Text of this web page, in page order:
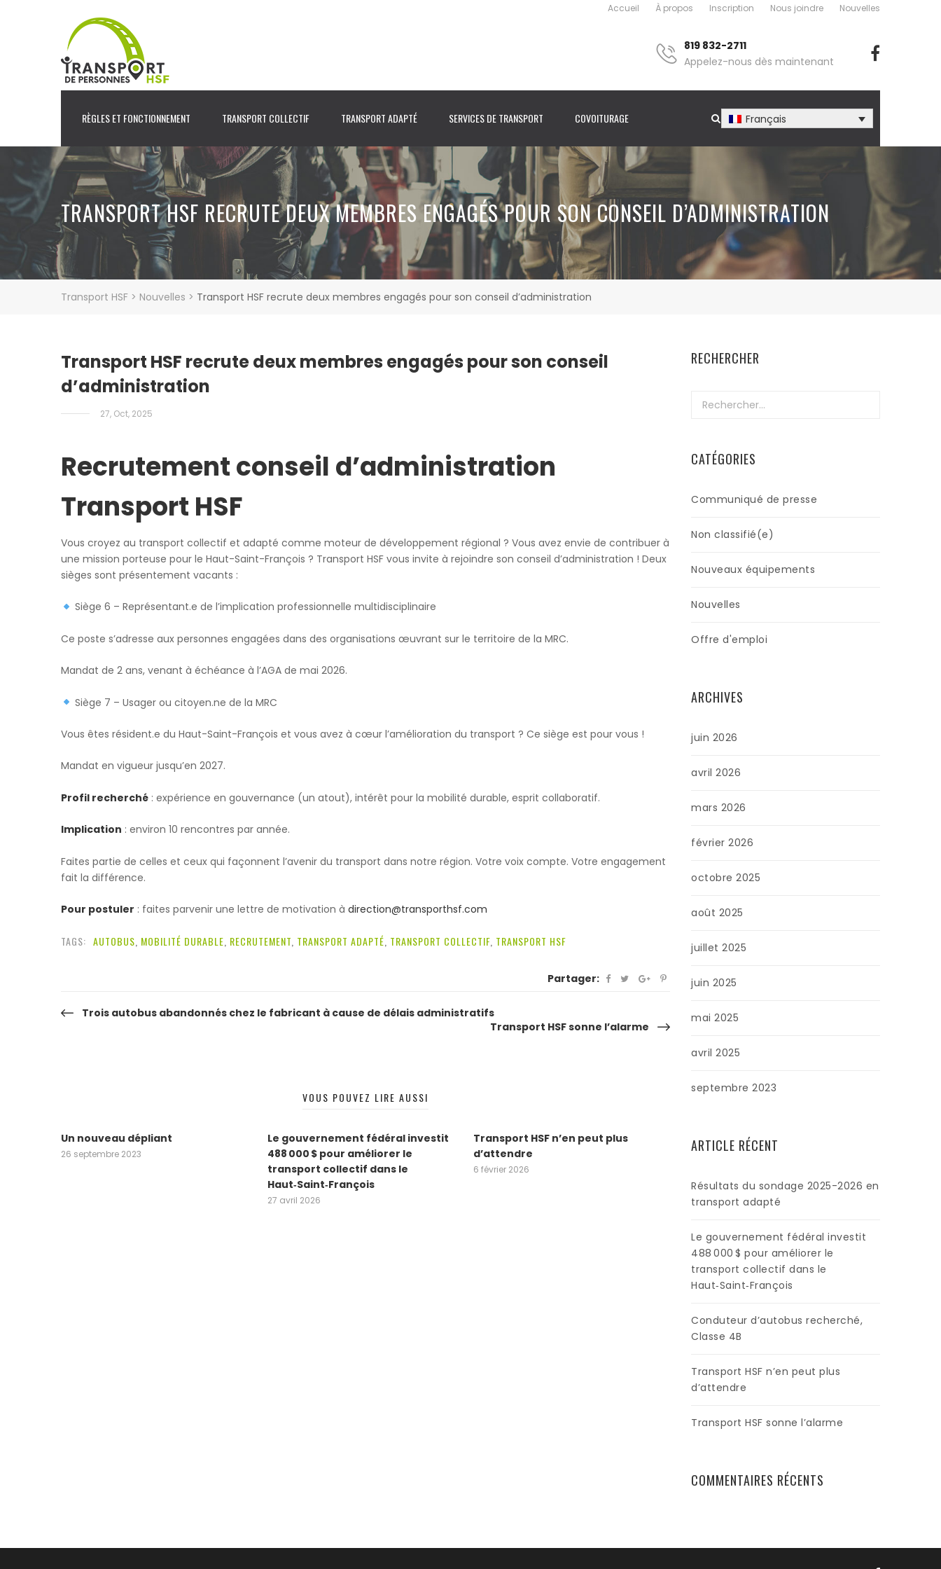
Accueil À propos Inscription Nous joindre Nouvelles
819 832-2711
Appelez-nous dès maintenant
RÈGLES ET FONCTIONNEMENT TRANSPORT COLLECTIF TRANSPORT ADAPTÉ SERVICES DE TRANSPORT COVOITURAGE Français
TRANSPORT HSF RECRUTE DEUX MEMBRES ENGAGÉS POUR SON CONSEIL D’ADMINISTRATION
Transport HSF > Nouvelles > Transport HSF recrute deux membres engagés pour son conseil d’administration
Transport HSF recrute deux membres engagés pour son conseil
d’administration
27, Oct, 2025
Recrutement conseil d’administration
Transport HSF
Vous croyez au transport collectif et adapté comme moteur de développement régional ? Vous avez envie de contribuer à
une mission porteuse pour le Haut-Saint-François ? Transport HSF vous invite à rejoindre son conseil d’administration ! Deux
sièges sont présentement vacants :
Siège 6 – Représentant.e de l’implication professionnelle multidisciplinaire
Ce poste s’adresse aux personnes engagées dans des organisations œuvrant sur le territoire de la MRC.
Mandat de 2 ans, venant à échéance à l’AGA de mai 2026.
Siège 7 – Usager ou citoyen.ne de la MRC
Vous êtes résident.e du Haut-Saint-François et vous avez à cœur l’amélioration du transport ? Ce siège est pour vous !
Mandat en vigueur jusqu’en 2027.
Profil recherché : expérience en gouvernance (un atout), intérêt pour la mobilité durable, esprit collaboratif.
Implication : environ 10 rencontres par année.
Faites partie de celles et ceux qui façonnent l’avenir du transport dans notre région. Votre voix compte. Votre engagement
fait la différence.
Pour postuler : faites parvenir une lettre de motivation à direction@transporthsf.com
TAGS: AUTOBUS, MOBILITÉ DURABLE, RECRUTEMENT, TRANSPORT ADAPTÉ, TRANSPORT COLLECTIF, TRANSPORT HSF
Partager:
Navigation
Trois autobus abandonnés chez le fabricant à cause de délais administratifs
Transport HSF sonne l’alarme
VOUS POUVEZ LIRE AUSSI
Un nouveau dépliant
26 septembre 2023
Le gouvernement fédéral investit
488 000 $ pour améliorer le
transport collectif dans le
Haut‑Saint‑François
27 avril 2026
Transport HSF n’en peut plus
d’attendre
6 février 2026
RECHERCHER
Rechercher :
CATÉGORIES
Communiqué de presse
Non classifié(e)
Nouveaux équipements
Nouvelles
Offre d'emploi
ARCHIVES
juin 2026
avril 2026
mars 2026
février 2026
octobre 2025
août 2025
juillet 2025
juin 2025
mai 2025
avril 2025
septembre 2023
ARTICLE RÉCENT
Résultats du sondage 2025-2026 en
transport adapté
Le gouvernement fédéral investit
488 000 $ pour améliorer le
transport collectif dans le
Haut‑Saint‑François
Conduteur d’autobus recherché,
Classe 4B
Transport HSF n’en peut plus
d’attendre
Transport HSF sonne l’alarme
COMMENTAIRES RÉCENTS